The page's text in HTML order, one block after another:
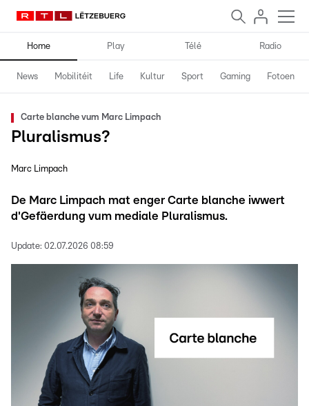
Home Play Télé Radio
News Mobilitéit Life Kultur Sport Gaming Fotoen
Carte blanche vum Marc Limpach
Pluralismus?
Marc Limpach
De Marc Limpach mat enger Carte blanche iwwert
d'Gefäerdung vum mediale Pluralismus.
Update: 02.07.2026 08:59